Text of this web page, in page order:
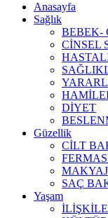
Anasayfa
Sağlık
BEBEK-
CİNSEL
DİYET
Güzellik
CİLT
MAKYAJ
SAÇ
Yaşam